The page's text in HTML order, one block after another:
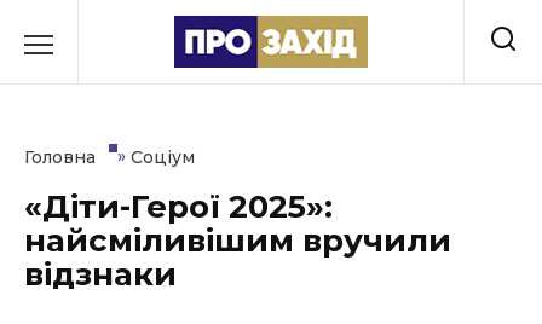
до
Культура
Освіта
Головна » Соціум
«Діти-Герої 2025»:
найсміливішим вручили
відзнаки